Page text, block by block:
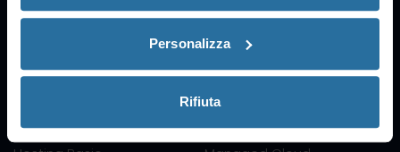
Personalizza
Rifiuta
Privacy Policy
Services
Free Hosting
Cloud VPS
Cloud Computing